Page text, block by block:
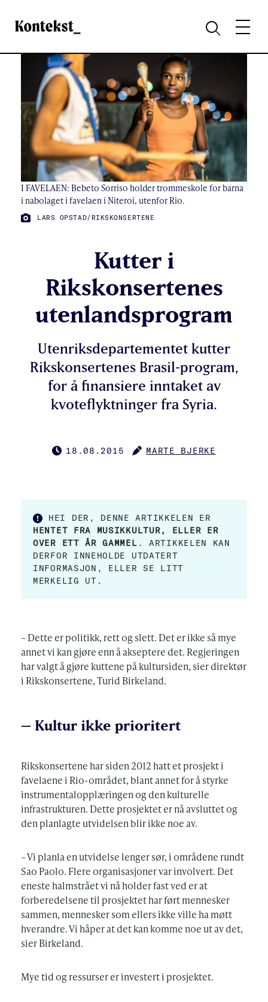
Kontekst
SØKMENY
I FAVELAEN: Bebeto Sorriso holder trommeskole for barna
i nabolaget i favelaen i Niteroi, utenfor Rio.
FOTO:
LARS OPSTAD/RIKSKONSERTENE
Kutter i
Rikskonsertenes
utenlandsprogram
Utenriksdepartementet kutter
Rikskonsertenes Brasil-program,
for å finansiere inntaket av
kvoteflyktninger fra Syria.
PUBLISERT
18.08.2015
FORFATTER
MARTE BJERKE
HEI DER, DENNE ARTIKKELEN ER
HENTET FRA MUSIKKULTUR, ELLER ER
OVER ETT ÅR GAMMEL . ARTIKKELEN KAN
DERFOR INNEHOLDE UTDATERT
INFORMASJON, ELLER SE LITT
MERKELIG UT.
– Dette er politikk, rett og slett. Det er ikke så mye
annet vi kan gjøre enn å akseptere det. Regjeringen
har valgt å gjøre kuttene på kultursiden, sier direktør
i Rikskonsertene, Turid Birkeland.
– Kultur ikke prioritert
Rikskonsertene har siden 2012 hatt et prosjekt i
favelaene i Rio-området, blant annet for å styrke
instrumentalopplæringen og den kulturelle
infrastrukturen. Dette prosjektet er nå avsluttet og
den planlagte utvidelsen blir ikke noe av.
– Vi planla en utvidelse lenger sør, i områdene rundt
Sao Paolo. Flere organisasjoner var involvert. Det
eneste halmstrået vi nå holder fast ved er at
forberedelsene til prosjektet har ført mennesker
sammen, mennesker som ellers ikke ville ha møtt
hverandre. Vi håper at det kan komme noe ut av det,
sier Birkeland.
Mye tid og ressurser er investert i prosjektet.